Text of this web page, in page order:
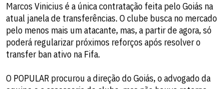
Marcos Vinicius é a única contratação feita pelo Goiás na
atual janela de transferências. O clube busca no mercado
pelo menos mais um atacante, mas, a partir de agora, só
poderá regularizar próximos reforços após resolver o
transfer ban ativo na Fifa.
O POPULAR procurou a direção do Goiás, o advogado da